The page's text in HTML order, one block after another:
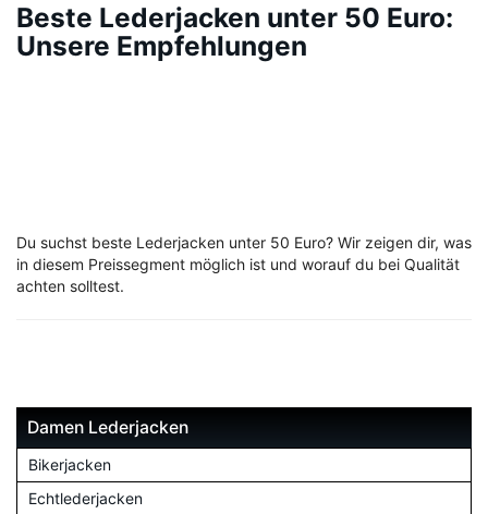
Beste Lederjacken unter 50 Euro:
Unsere Empfehlungen
Du suchst beste Lederjacken unter 50 Euro? Wir zeigen dir, was
in diesem Preissegment möglich ist und worauf du bei Qualität
achten solltest.
Damen Lederjacken
Bikerjacken
Echtlederjacken